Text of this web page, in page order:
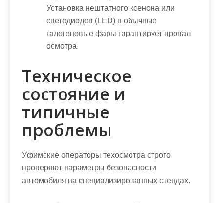
Установка нештатного ксенона или
светодиодов (LED) в обычные
галогеновые фары гарантирует провал
осмотра.
Техническое
состояние и
типичные
проблемы
Уфимские операторы техосмотра строго
проверяют параметры безопасности
автомобиля на специализированных стендах.